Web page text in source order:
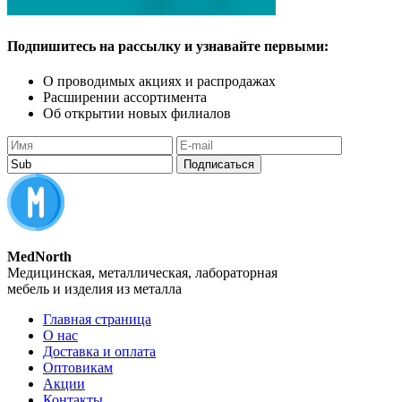
Подпишитесь на рассылку и узнавайте первыми:
О проводимых акциях и распродажах
Расширении ассортимента
Об открытии новых филиалов
Подписаться
MedNorth
Медицинская, металлическая, лабораторная
мебель и изделия из металла
Главная страница
О нас
Доставка и оплата
Оптовикам
Акции